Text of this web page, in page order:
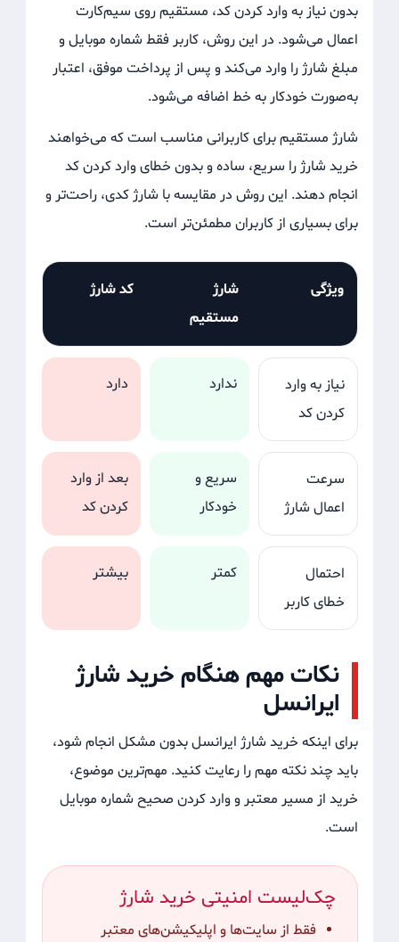
بدون نیاز به وارد کردن کد، مستقیم روی سیم‌کارت
اعمال می‌شود. در این روش، کاربر فقط شماره موبایل و
مبلغ شارژ را وارد می‌کند و پس از پرداخت موفق، اعتبار
به‌صورت خودکار به خط اضافه می‌شود.
شارژ مستقیم برای کاربرانی مناسب است که می‌خواهند
خرید شارژ را سریع، ساده و بدون خطای وارد کردن کد
انجام دهند. این روش در مقایسه با شارژ کدی، راحت‌تر و
برای بسیاری از کاربران مطمئن‌تر است.
ویژگی
شارژ
مستقیم
کد شارژ
نیاز به وارد
کردن کد
ندارد دارد
سرعت
اعمال شارژ
سریع و
خودکار
بعد از وارد
کردن کد
احتمال
خطای کاربر
کمتر بیشتر
نکات مهم هنگام خرید شارژ
ایرانسل
برای اینکه خرید شارژ ایرانسل بدون مشکل انجام شود،
باید چند نکته مهم را رعایت کنید. مهم‌ترین موضوع،
خرید از مسیر معتبر و وارد کردن صحیح شماره موبایل
است.
چک‌لیست امنیتی خرید شارژ
فقط از سایت‌ها و اپلیکیشن‌های معتبر